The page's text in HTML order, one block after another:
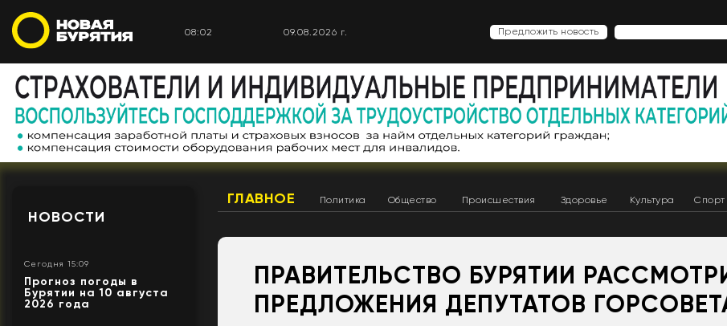
08:02 09.08.2026 г. Предложить новость
НОВОСТИ
Сегодня 15:09
Прогноз погоды в
Бурятии на 10 августа
2026 года
ГЛАВНОЕ Политика Общество Происшествия Здоровье Культура Спорт
ПРАВИТЕЛЬСТВО БУРЯТИИ
ПРЕДЛОЖЕНИЯ ДЕПУТАТОВ